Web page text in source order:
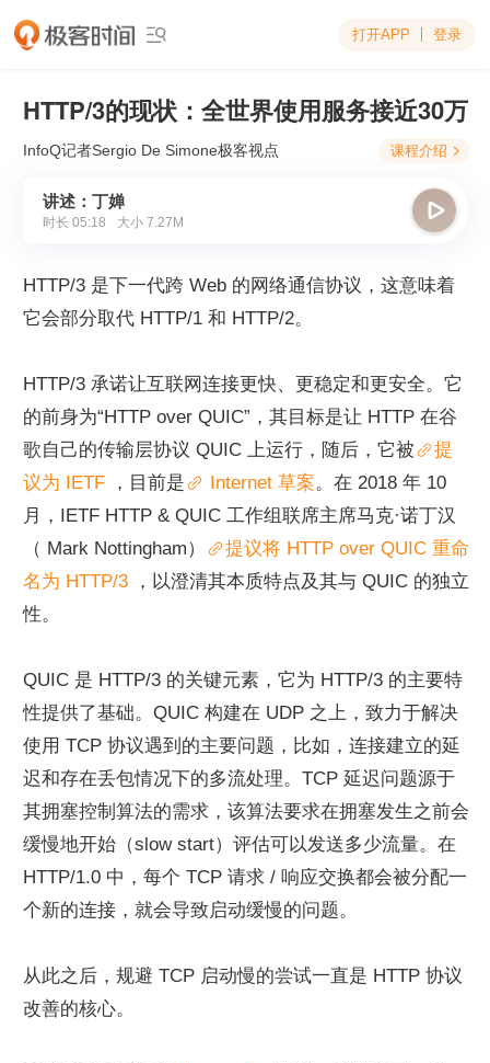
 打开APP 登录
HTTP/3的现状：全世界使用服务接近30万
InfoQ记者Sergio De Simone极客视点 课程介绍 
讲述：丁婵
时长 05:18 大小 7.27M

HTTP/3 是下一代跨 Web 的网络通信协议，这意味着
它会部分取代 HTTP/1 和 HTTP/2。
HTTP/3 承诺让互联网连接更快、更稳定和更安全。它
的前身为“HTTP over QUIC”，其目标是让 HTTP 在谷
歌自己的传输层协议 QUIC 上运行，随后，它被
提
议为 IETF
，目前是 Internet 草案。在 2018 年 10
月，IETF HTTP & QUIC 工作组联席主席马克·诺丁汉
（ Mark Nottingham）
提议将 HTTP over QUIC 重命
名为 HTTP/3
，以澄清其本质特点及其与 QUIC 的独立
性。
QUIC 是 HTTP/3 的关键元素，它为 HTTP/3 的主要特
性提供了基础。QUIC 构建在 UDP 之上，致力于解决
使用 TCP 协议遇到的主要问题，比如，连接建立的延
迟和存在丢包情况下的多流处理。TCP 延迟问题源于
其拥塞控制算法的需求，该算法要求在拥塞发生之前会
缓慢地开始（slow start）评估可以发送多少流量。在
HTTP/1.0 中，每个 TCP 请求 / 响应交换都会被分配一
个新的连接，就会导致启动缓慢的问题。
从此之后，规避 TCP 启动慢的尝试一直是 HTTP 协议
改善的核心。